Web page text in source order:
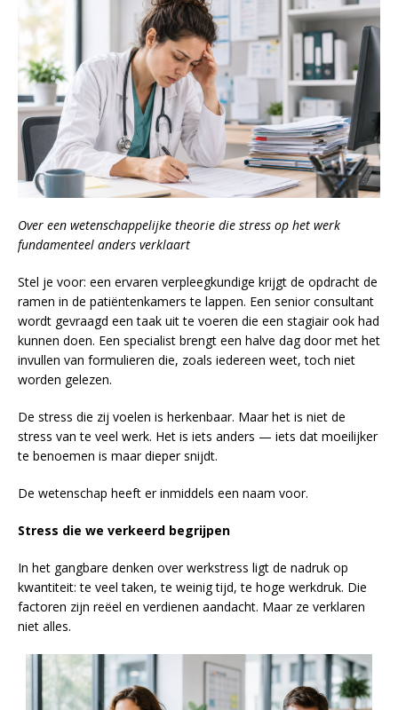
Over een wetenschappelijke theorie die stress op het werk
fundamenteel anders verklaart
Stel je voor: een ervaren verpleegkundige krijgt de opdracht de
ramen in de patiëntenkamers te lappen. Een senior consultant
wordt gevraagd een taak uit te voeren die een stagiair ook had
kunnen doen. Een specialist brengt een halve dag door met het
invullen van formulieren die, zoals iedereen weet, toch niet
worden gelezen.
De stress die zij voelen is herkenbaar. Maar het is niet de
stress van te veel werk. Het is iets anders — iets dat moeilijker
te benoemen is maar dieper snijdt.
De wetenschap heeft er inmiddels een naam voor.
Stress die we verkeerd begrijpen
In het gangbare denken over werkstress ligt de nadruk op
kwantiteit: te veel taken, te weinig tijd, te hoge werkdruk. Die
factoren zijn reëel en verdienen aandacht. Maar ze verklaren
niet alles.